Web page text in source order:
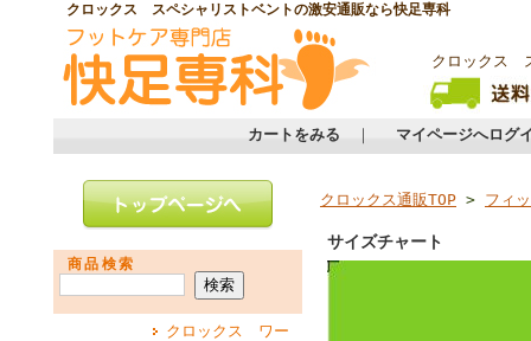
クロックス スペシャリストベントの激安通販なら快足専科
クロックス
カートをみる ｜ マイページへログ
商品検索
クロックス ワー
クロックス通販TOP > フィ
サイズチャート